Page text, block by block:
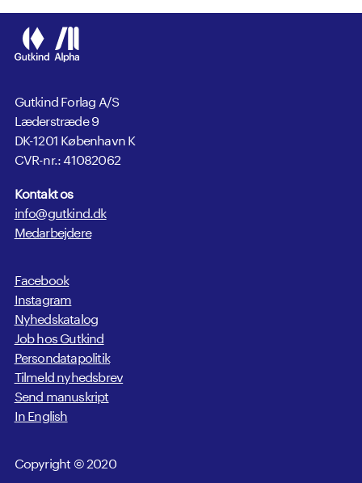
Gutkind Forlag A/S
Læderstræde 9
DK-1201 København K
CVR-nr.: 41082062
Kontakt os
info@gutkind.dk
Medarbejdere
Facebook
Instagram
Nyhedskatalog
Job hos Gutkind
Persondatapolitik
Tilmeld nyhedsbrev
Send manuskript
In English
Copyright © 2020